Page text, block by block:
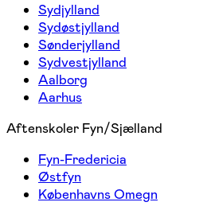
Sydjylland
Sydøstjylland
Sønderjylland
Sydvestjylland
Aalborg
Aarhus
Aftenskoler Fyn/Sjælland
Fyn-Fredericia
Østfyn
Københavns Omegn